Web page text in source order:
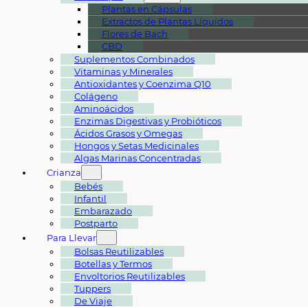
Plantas en Cápsulas
Extractos de Plantas Líquidos
Flores de Bach
CBD
Suplementos Combinados
Vitaminas y Minerales
Antioxidantes y Coenzima Q10
Colágeno
Aminoácidos
Enzimas Digestivas y Probióticos
Ácidos Grasos y Omegas
Hongos y Setas Medicinales
Algas Marinas Concentradas
Crianza
Bebés
Infantil
Embarazado
Postparto
Para Llevar
Bolsas Reutilizables
Botellas y Termos
Envoltorios Reutilizables
Tuppers
De Viaje